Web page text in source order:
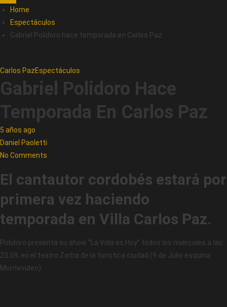
Home
Espectáculos
Gabriel Polidoro hace temporada en Carlos Paz
Carlos PazEspectáculos
Gabriel Polidoro Hace
Temporada En Carlos Paz
5 años ago
Daniel Paoletti
No Comments
El cantautor cordobés estará por
primera vez haciendo
temporada en Villa Carlos Paz.
Polidoro presenta su show “La Vida es Hoy” todos los miércoles a las
23.59, en el teatro Zorba de la turística ciudad (9 de Julio esquina
Montevideo).